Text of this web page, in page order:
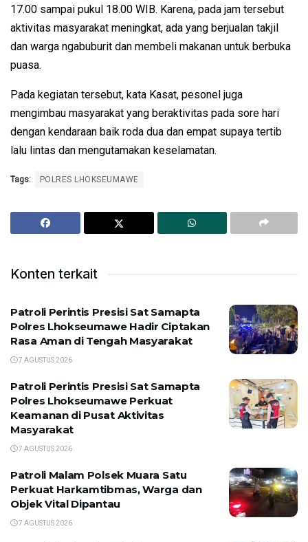
17.00 sampai pukul 18.00 WIB. Karena, pada jam tersebut
aktivitas masyarakat meningkat, ada yang berjualan takjil
dan warga ngabuburit dan membeli makanan untuk berbuka
puasa.
Pada kegiatan tersebut, kata Kasat, pesonel juga
mengimbau masyarakat yang beraktivitas pada sore hari
dengan kendaraan baik roda dua dan empat supaya tertib
lalu lintas dan mengutamakan keselamatan.
Tags: POLRES LHOKSEUMAWE
Konten terkait
Patroli Perintis Presisi Sat Samapta
Polres Lhokseumawe Hadir Ciptakan
Rasa Aman di Tengah Masyarakat
7 AGUSTUS 2026
Patroli Perintis Presisi Sat Samapta
Polres Lhokseumawe Perkuat
Keamanan di Pusat Aktivitas
Masyarakat
7 AGUSTUS 2026
Patroli Malam Polsek Muara Satu
Perkuat Harkamtibmas, Warga dan
Objek Vital Dipantau
7 AGUSTUS 2026